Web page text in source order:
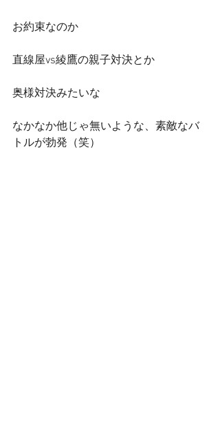
お約束なのか
直線屋vs綾鷹の親子対決とか
奥様対決みたいな
なかなか他じゃ無いような、素敵なバ
トルが勃発（笑）